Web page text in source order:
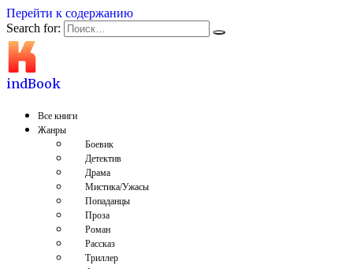
Перейти к содержанию
Search for:
indBook
Все книги
Жанры
Боевик
Детектив
Драма
Мистика/Ужасы
Попаданцы
Проза
Роман
Рассказ
Триллер